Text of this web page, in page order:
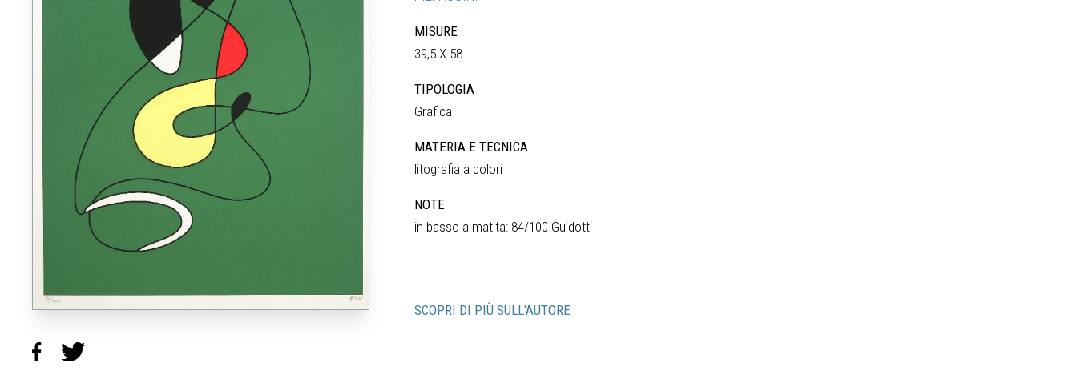
MISURE
39,5 X 58
TIPOLOGIA
Grafica
MATERIA E TECNICA
litografia a colori
NOTE
in basso a matita: 84/100 Guidotti
SCOPRI DI PIÙ SULL'AUTORE